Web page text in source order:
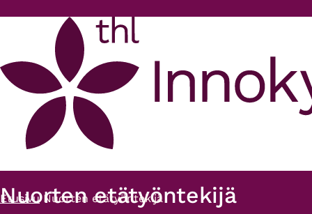
Etusivu Nuorten etätyöntekijä
Nuorten etätyöntekijä